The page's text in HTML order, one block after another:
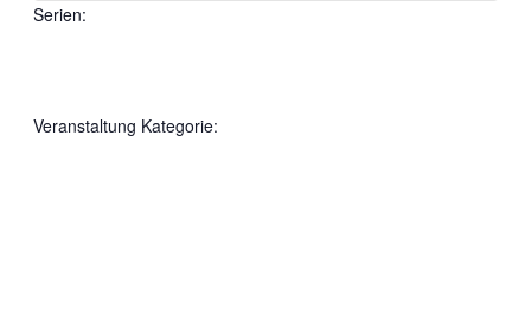
Serien:
öffnenFilter
Serien
Veranstaltung Kategorie: